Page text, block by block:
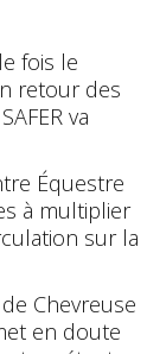
fois le
retour des
va
Équestre
à multiplier
sur la
Chevreuse
en doute